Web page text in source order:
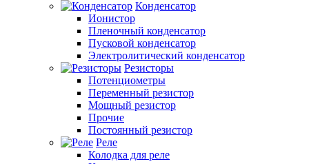
Конденсатор
Ионистор
Пленочный конденсатор
Пусковой конденсатор
Электролитический конденсатор
Резисторы
Потенциометры
Переменный резистор
Мощный резистор
Прочие
Постоянный резистор
Реле
Колодка для реле